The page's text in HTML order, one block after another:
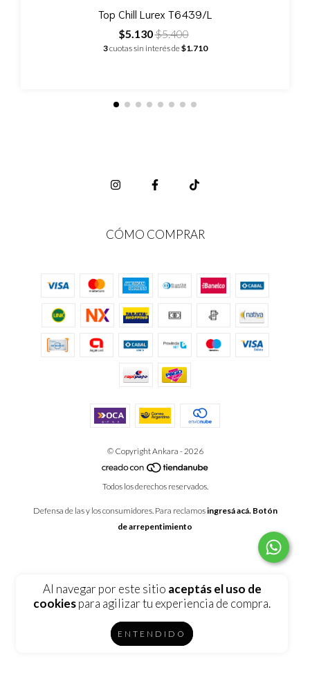
Al navegar por este sitio aceptás el uso de
cookiespara agilizar tu experiencia de compra.
ENTENDIDO
Top Chill Lurex T6439/L
$5.130$5.400
3cuotas sin interés de$1.710
CÓMO COMPRAR
© Copyright Ankara - 2026
Todos los derechos reservados.
Defensa de las y los consumidores. Para reclamosingresá acá. Botón
de arrepentimiento